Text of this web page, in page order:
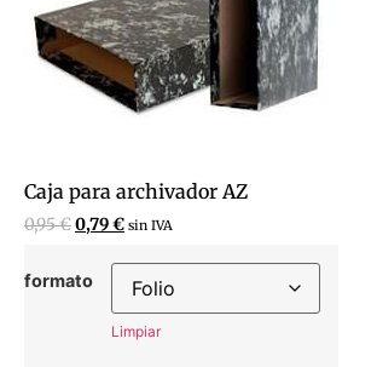
Caja para archivador AZ
0,95€0,79€ sin IVA
formato
Limpiar